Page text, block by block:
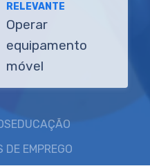
RELEVANTE
Operar
equipamento
móvel
EDUCAÇÃO
DE EMPREGO